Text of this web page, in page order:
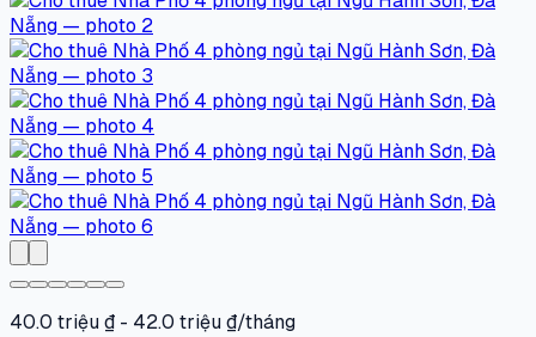
40.0 triệu ₫ - 42.0 triệu ₫/tháng